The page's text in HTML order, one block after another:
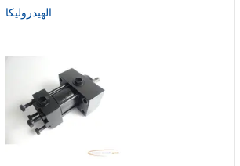
الهيدروليكا